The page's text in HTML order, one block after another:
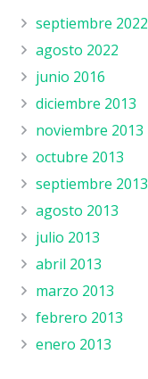
septiembre 2022
agosto 2022
junio 2016
diciembre 2013
noviembre 2013
octubre 2013
septiembre 2013
agosto 2013
julio 2013
abril 2013
marzo 2013
febrero 2013
enero 2013